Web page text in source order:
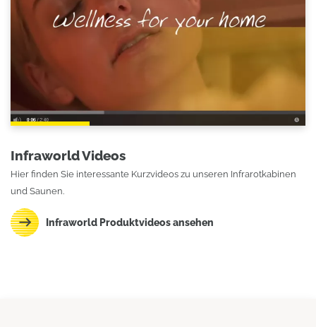
Infraworld Videos
Hier finden Sie interessante Kurzvideos zu unseren Infrarotkabinen
und Saunen.
Infraworld Produktvideos ansehen